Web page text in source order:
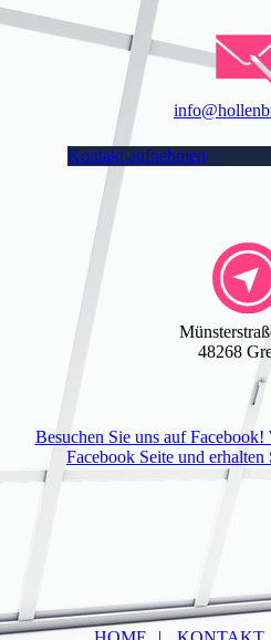
Kontakt aufnehmen
48268
Besuchen Sie uns auf Facebook!
Facebook Seite und erhalten